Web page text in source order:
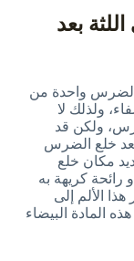
بعد
الضرس واحدة من
ولذلك لا
ولكن قد
خلع الضرس
مكان خلع
كريهة به
الألم إلى
المادة البيضاء